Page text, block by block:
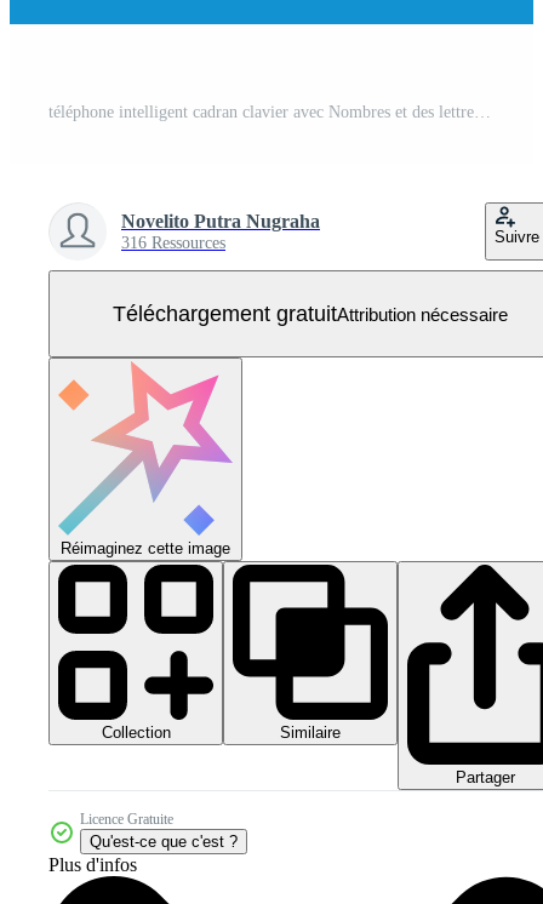
téléphone intelligent cadran clavier avec Nombres et des lettres. interface clavier pour écran tactile appareil. numérotation Nombres téléphone sur filtrer. Vecteur Gratuit
Novelito Putra Nugraha
316 Ressources Suivre
Téléchargement gratuitAttribution nécessaire
Réimaginez cette image
Collection Similaire
Partager
Licence Gratuite
Qu'est-ce que c'est ?
Plus d'infos